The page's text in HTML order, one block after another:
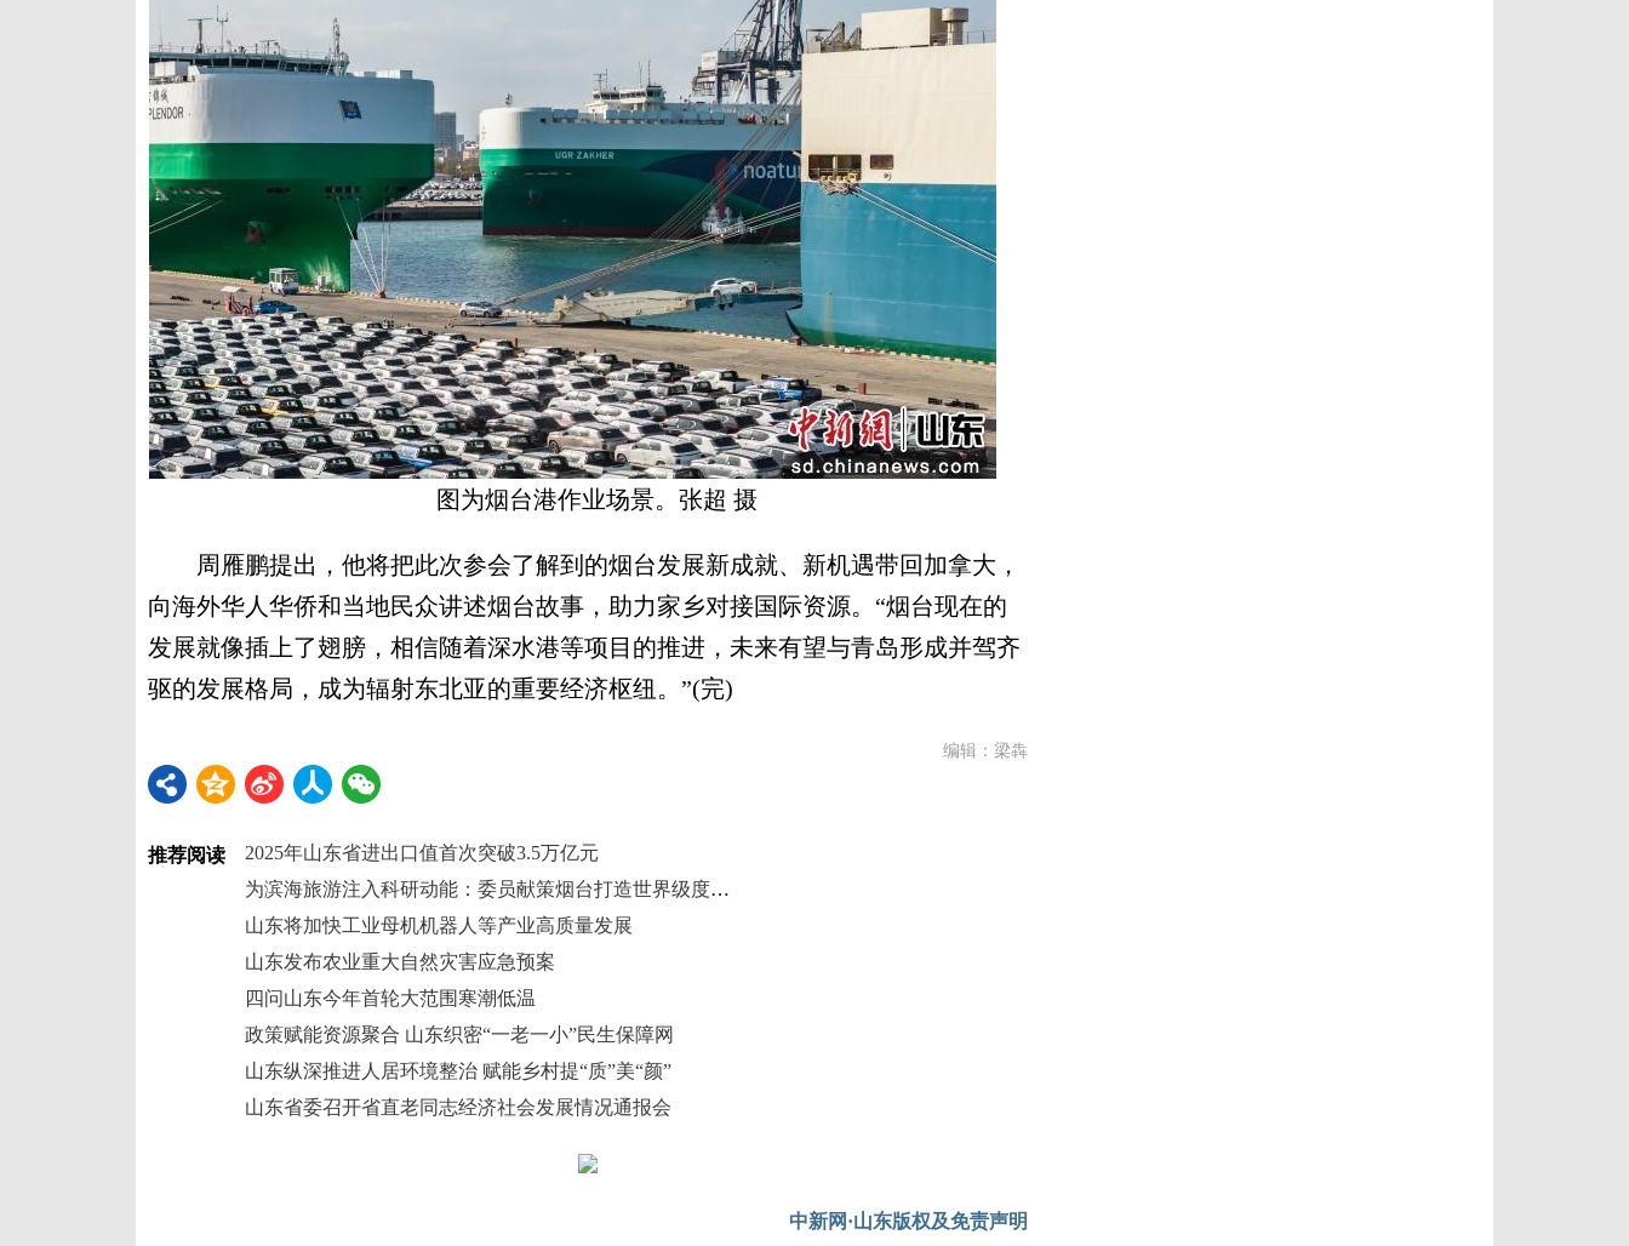
图为烟台港作业场景。张超 摄
周雁鹏提出，他将把此次参会了解到的烟台发展新成就、新机遇带回加拿大，
向海外华人华侨和当地民众讲述烟台故事，助力家乡对接国际资源。“烟台现在的
发展就像插上了翅膀，相信随着深水港等项目的推进，未来有望与青岛形成并驾齐
驱的发展格局，成为辐射东北亚的重要经济枢纽。”(完)
编辑：梁犇
推荐阅读
2025年山东省进出口值首次突破3.5万亿元
为滨海旅游注入科研动能：委员献策烟台打造世界级度假胜地
山东将加快工业母机机器人等产业高质量发展
山东发布农业重大自然灾害应急预案
四问山东今年首轮大范围寒潮低温
政策赋能资源聚合 山东织密“一老一小”民生保障网
山东纵深推进人居环境整治 赋能乡村提“质”美“颜”
山东省委召开省直老同志经济社会发展情况通报会
中新网·山东版权及免责声明